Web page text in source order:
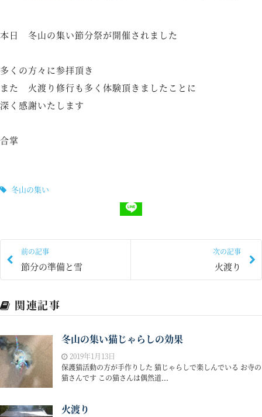
本日 冬山の集い節分祭が開催されました
多くの方々に参拝頂き
また 火渡り修行も多く体験頂きましたことに
深く感謝いたします
合掌
冬山の集い
前の記事
節分の準備と雪
次の記事
火渡り
関連記事
冬山の集い猫じゃらしの効果
2019年1月13日
保護猫活動の方が手作りした 猫じゃらしで楽しんでいる お寺の
猫さんです この猫さんは偶然道...
火渡り